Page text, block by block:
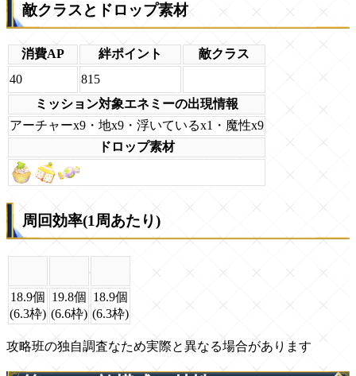
敵クラスとドロップ素材
消費AP 絆ポイント
敵クラス
40
815
ミッション対象エネミーの出現情報
アーチャーx9・地x9・浮いているx1・魔性x9
ドロップ素材
周回効率(1周あたり)
18.9個
(6.3枠)
19.8個
(6.6枠)
18.9個
(6.3枠)
攻略班の独自調査なため実際と異なる場合があります